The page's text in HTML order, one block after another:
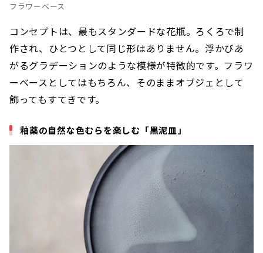
フラワーベース
コンセプトは、最もスタンダードな花瓶。ろくろで制
作され、ひとつとして同じ形はありません。浮かびあ
がるグラデーションのような模様が特徴的です。フラワ
ーベースとしてはもちろん、そのままオブジェとして
飾ってもすてきです。
釉薬の自然な色むらを楽しむ「黒泥皿」